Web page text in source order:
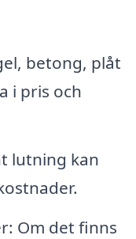
betong, plåt
i pris och
lutning kan
Om det finns